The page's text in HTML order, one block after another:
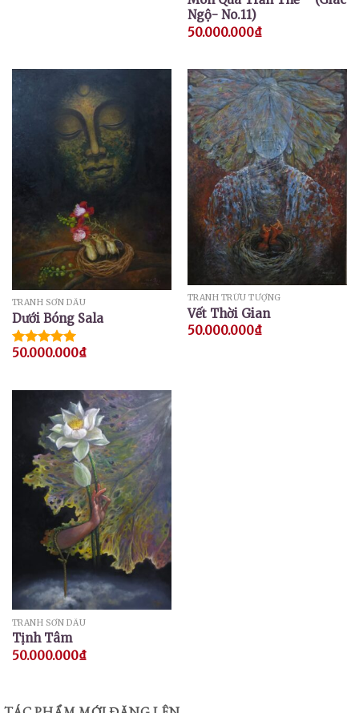
Ngộ- No.11)
50.000.000₫
TRANH SƠN DẦU
Dưới Bóng Sala
Được xếp
50.000.000₫
TRANH TRỪU TƯỢNG
Vết Thời Gian
50.000.000₫
TRANH SƠN DẦU
Tịnh Tâm
50.000.000₫